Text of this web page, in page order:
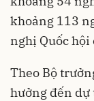
khoảng 113
nghị Quốc
Theo Bộ
hưởng đến dự